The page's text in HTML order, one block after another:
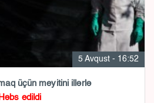
5 Avqust - 16:52
üçün meyitini illərlə
Həbs edildi